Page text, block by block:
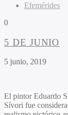
Efemérides
0
5 DE JUNIO
5 junio, 2019
El pintor Eduardo
Sívori fue